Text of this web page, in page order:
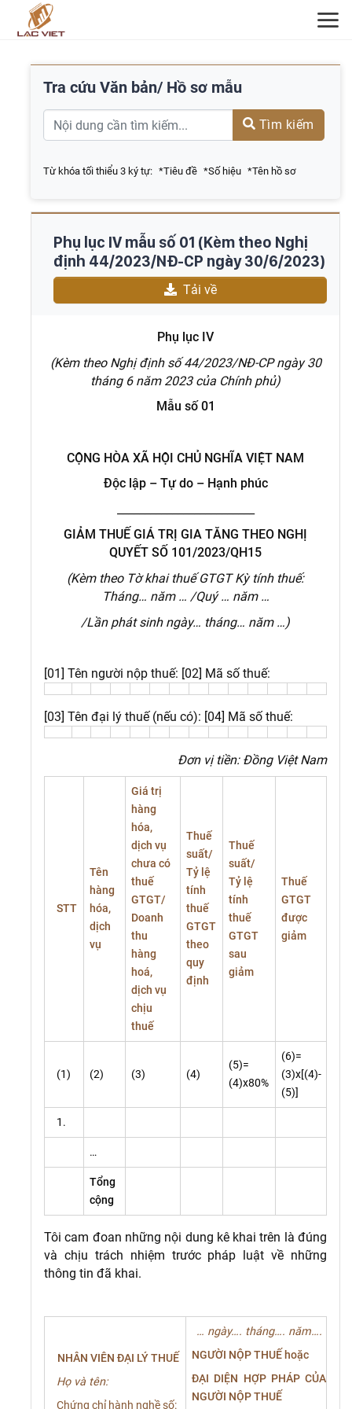
Tra cứu Văn bản/ Hồ sơ mẫu
Tìm kiếm
Từ khóa tối thiểu 3 ký tự: *Tiêu đề *Số hiệu *Tên hồ sơ
Phụ lục IV mẫu số 01 (Kèm theo Nghị
định 44/2023/NĐ-CP ngày 30/6/2023)
Tải về
Phụ lục IV
(Kèm theo Nghị định số 44/2023/NĐ-CP ngày 30
tháng 6 năm 2023 của Chính phủ)
Mẫu số 01
CỘNG HÒA XÃ HỘI CHỦ NGHĨA VIỆT NAM
Độc lập – Tự do – Hạnh phúc
GIẢM THUẾ GIÁ TRỊ GIA TĂNG THEO NGHỊ
QUYẾT SỐ 101/2023/QH15
(Kèm theo Tờ khai thuế GTGT Kỳ tính thuế:
Tháng… năm … /Quý … năm …
/Lần phát sinh ngày… tháng… năm …)
[01] Tên người nộp thuế: [02] Mã số thuế:
[03] Tên đại lý thuế (nếu có): [04] Mã số thuế:
Đơn vị tiền: Đồng Việt Nam
STT
Tên
hàng
hóa,
dịch
vụ
Giá trị
hàng
hóa,
dịch vụ
chưa có
thuế
GTGT/
Doanh
thu
hàng
hoá,
dịch vụ
chịu
thuế
Thuế
suất/
Tỷ lệ
tính
thuế
GTGT
theo
quy
định
Thuế
suất/
Tỷ lệ
tính
thuế
GTGT
sau
giảm
Thuế
GTGT
được
giảm
(1) (2) (3) (4)
(5)=
(4)x80%
(6)=
(3)x[(4)-
(5)]
1.
…
Tổng
cộng
Tôi cam đoan những nội dung kê khai trên là đúng
và chịu trách nhiệm trước pháp luật về những
thông tin đã khai.
NHÂN VIÊN ĐẠI LÝ THUẾ
Họ và tên:
Chứng chỉ hành nghề số:
… ngày…. tháng…. năm….
NGƯỜI NỘP THUẾ hoặc
ĐẠI DIỆN HỢP PHÁP CỦA
NGƯỜI NỘP THUẾ